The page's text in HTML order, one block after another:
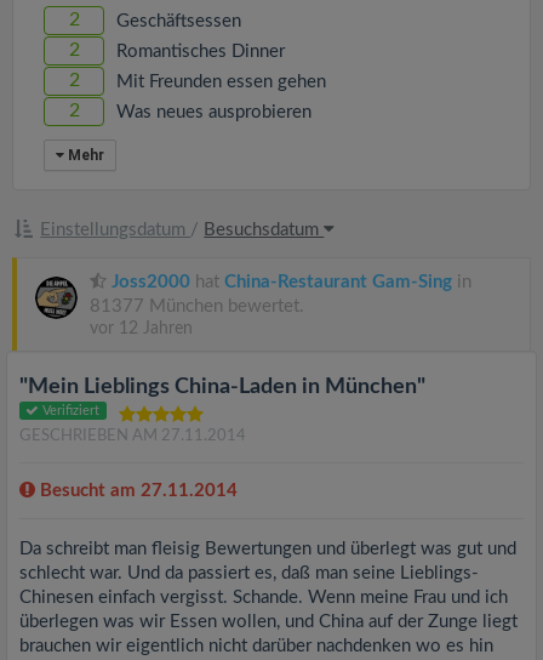
2 Geschäftsessen
2 Romantisches Dinner
2 Mit Freunden essen gehen
2 Was neues ausprobieren
Mehr
Einstellungsdatum / Besuchsdatum
Joss2000 hat China-Restaurant Gam-Sing in
81377 München bewertet.
vor 12 Jahren
"Mein Lieblings China-Laden in München"
Verifiziert
GESCHRIEBEN AM 27.11.2014
Besucht am 27.11.2014
Da schreibt man fleisig Bewertungen und überlegt was gut und
schlecht war. Und da passiert es, daß man seine Lieblings-
Chinesen einfach vergisst. Schande. Wenn meine Frau und ich
überlegen was wir Essen wollen, und China auf der Zunge liegt
brauchen wir eigentlich nicht darüber nachdenken wo es hin